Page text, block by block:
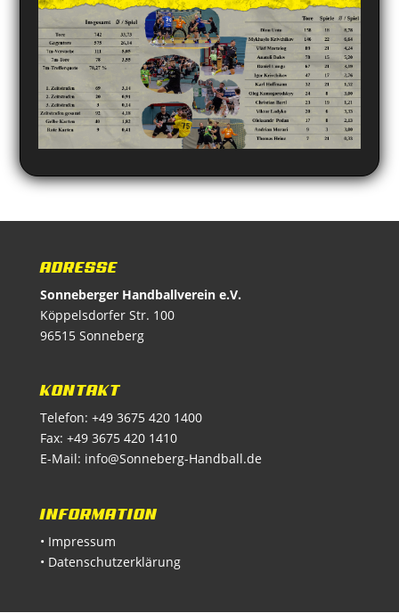
ADRESSE
Sonneberger Handballverein e.V.
Köppelsdorfer Str. 100
96515 Sonneberg
KONTAKT
Telefon: +49 3675 420 1400
Fax: +49 3675 420 1410
E-Mail: info@Sonneberg-Handball.de
INFORMATION
• Impressum
• Datenschutzerklärung